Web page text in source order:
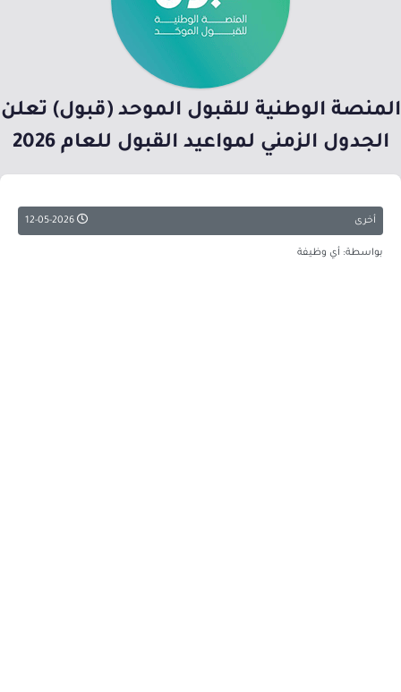
المنصة الوطنية للقبول الموحد (قبول) تعلن
الجدول الزمني لمواعيد القبول للعام 2026
أخرى
بواسطة: أي وظيفة